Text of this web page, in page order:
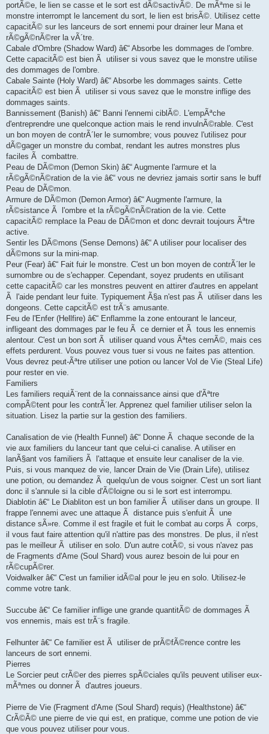
portÃ©e, le lien se casse et le sort est dÃ©sactivÃ©. De mÃªme si le
monstre interrompt le lancement du sort, le lien est brisÃ©. Utilisez cette
capacitÃ© sur les lanceurs de sort ennemi pour drainer leur Mana et
rÃ©gÃ©nÃ©rer la vÃ´tre.
Cabale d'Ombre (Shadow Ward) â€“ Absorbe les dommages de l'ombre.
Cette capacitÃ© est bien Ã utiliser si vous savez que le monstre utilise
des dommages de l'ombre.
Cabale Sainte (Holy Ward) â€“ Absorbe les dommages saints. Cette
capacitÃ© est bien Ã utiliser si vous savez que le monstre inflige des
dommages saints.
Bannissement (Banish) â€“ Banni l'ennemi ciblÃ©. L'empÃªche
d'entreprendre une quelconque action mais le rend invulnÃ©rable. C'est
un bon moyen de contrÃ´ler le surnombre; vous pouvez l'utilisez pour
dÃ©gager un monstre du combat, rendant les autres monstres plus
faciles Ã combattre.
Peau de DÃ©mon (Demon Skin) â€“ Augmente l'armure et la
rÃ©gÃ©nÃ©ration de la vie â€“ vous ne devriez jamais sortir sans le buff
Peau de DÃ©mon.
Armure de DÃ©mon (Demon Armor) â€“ Augmente l'armure, la
rÃ©sistance Ã l'ombre et la rÃ©gÃ©nÃ©ration de la vie. Cette
capacitÃ© remplace la Peau de DÃ©mon et donc devrait toujours Ãªtre
active.
Sentir les DÃ©mons (Sense Demons) â€“ A utiliser pour localiser des
dÃ©mons sur la mini-map.
Peur (Fear) â€“ Fait fuir le monstre. C'est un bon moyen de contrÃ´ler le
surnombre ou de s'echapper. Cependant, soyez prudents en utilisant
cette capacitÃ© car les monstres peuvent en attirer d'autres en appelant
Ã l'aide pendant leur fuite. Typiquement Ã§a n'est pas Ã utiliser dans les
dongeons. Cette capcitÃ© est trÃ¨s amusante.
Feu de l'Enfer (Hellfire) â€“ Enflamme la zone entourant le lanceur,
infligeant des dommages par le feu Ã ce dernier et Ã tous les ennemis
alentour. C'est un bon sort Ã utiliser quand vous Ãªtes cernÃ©, mais ces
effets perdurent. Vous pouvez vous tuer si vous ne faites pas attention.
Vous devrez peut-Ãªtre utiliser une potion ou lancer Vol de Vie (Steal Life)
pour rester en vie.
Familiers
Les familiers requiÃ¨rent de la connaissance ainsi que d'Ãªtre
compÃ©tent pour les contrÃ´ler. Apprenez quel familier utiliser selon la
situation. Lisez la partie sur la gestion des familiers.
Canalisation de vie (Health Funnel) â€“ Donne Ã chaque seconde de la
vie aux familiers du lanceur tant que celui-ci canalise. A utiliser en
lanÃ§ant vos familiers Ã l'attaque et ensuite leur canaliser de la vie.
Puis, si vous manquez de vie, lancer Drain de Vie (Drain Life), utilisez
une potion, ou demandez Ã quelqu'un de vous soigner. C'est un sort liant
donc il s'annule si la cible d'Ã©loigne ou si le sort est interrompu.
Diablotin â€“ Le Diabliton est un bon familier Ã utiliser dans un groupe. Il
frappe l'ennemi avec une attaque Ã distance puis s'enfuit Ã une
distance sÃ»re. Comme il est fragile et fuit le combat au corps Ã corps,
il vous faut faire attention qu'il n'attire pas des monstres. De plus, il n'est
pas le meilleur Ã utiliser en solo. D'un autre cotÃ©, si vous n'avez pas
de Fragments d'Ame (Soul Shard) vous aurez besoin de lui pour en
rÃ©cupÃ©rer.
Voidwalker â€“ C'est un familier idÃ©al pour le jeu en solo. Utilisez-le
comme votre tank.
Succube â€“ Ce familier inflige une grande quantitÃ© de dommages Ã
vos ennemis, mais est trÃ¨s fragile.
Felhunter â€“ Ce familier est Ã utiliser de prÃ©fÃ©rence contre les
lanceurs de sort ennemi.
Pierres
Le Sorcier peut crÃ©er des pierres spÃ©ciales qu'ils peuvent utiliser eux-
mÃªmes ou donner Ã d'autres joueurs.
Pierre de Vie (Fragment d'Ame (Soul Shard) requis) (Healthstone) â€“
CrÃ©Ã© une pierre de vie qui est, en pratique, comme une potion de vie
que vous pouvez utiliser pour vous.